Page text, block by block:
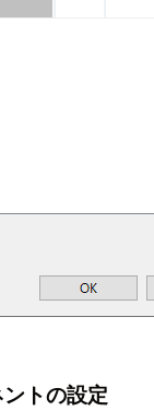
トの設定